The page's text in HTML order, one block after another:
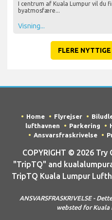
I centrum af Kuala Lumpur vil du
byatmosfære...
Visning...
FLERE
Home Flyrejser
lufthavnen
Parkering
Ansvarsfraskrivelse
COPYRIGHT © 2026
"TripTQ" and
TripTQ Kuala Lumpur
ANSVARSFRASKRIVELSE -
websted for